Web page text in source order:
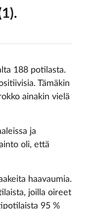
188 potilasta.
Tämäkin
ainakin vielä
ja
oli, että
haavaumia.
joilla oireet
95 %